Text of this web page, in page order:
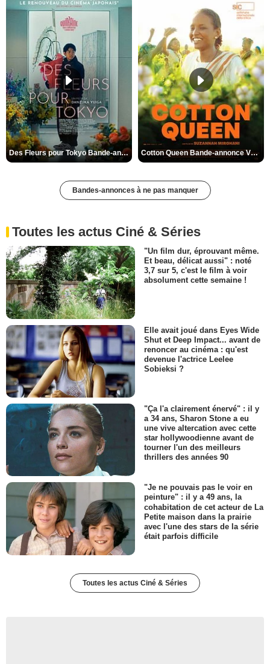
Des Fleurs pour Tokyo Bande-annonce VO STFR Cotton Queen Bande-annonce VO STFR
Bandes-annonces à ne pas manquer
Toutes les actus Ciné & Séries
"Un film dur, éprouvant même.
Et beau, délicat aussi" : noté
3,7 sur 5, c'est le film à voir
absolument cette semaine !
Elle avait joué dans Eyes Wide
Shut et Deep Impact... avant de
renoncer au cinéma : qu'est
devenue l'actrice Leelee
Sobieksi ?
"Ça l'a clairement énervé" : il y
a 34 ans, Sharon Stone a eu
une vive altercation avec cette
star hollywoodienne avant de
tourner l'un des meilleurs
thrillers des années 90
"Je ne pouvais pas le voir en
peinture" : il y a 49 ans, la
cohabitation de cet acteur de La
Petite maison dans la prairie
avec l'une des stars de la série
était parfois difficile
Toutes les actus Ciné & Séries